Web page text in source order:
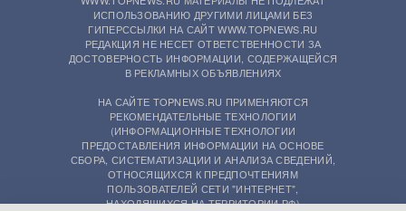
ИСПОЛЬЗОВАНИЮ ДРУГИМИ ЛИЦАМИ БЕЗ
ГИПЕРССЫЛКИ НА САЙТ WWW.TOPNEWS.RU
РЕДАКЦИЯ НЕ НЕСЕТ ОТВЕТСТВЕННОСТИ ЗА
ДОСТОВЕРНОСТЬ ИНФОРМАЦИИ, СОДЕРЖАЩЕЙСЯ
В РЕКЛАМНЫХ ОБЪЯВЛЕНИЯХ
НА САЙТЕ TOPNEWS.RU ПРИМЕНЯЮТСЯ
РЕКОМЕНДАТЕЛЬНЫЕ ТЕХНОЛОГИИ
(ИНФОРМАЦИОННЫЕ ТЕХНОЛОГИИ
ПРЕДОСТАВЛЕНИЯ ИНФОРМАЦИИ НА ОСНОВЕ
СБОРА, СИСТЕМАТИЗАЦИИ И АНАЛИЗА СВЕДЕНИЙ,
ОТНОСЯЩИХСЯ К ПРЕДПОЧТЕНИЯМ
ПОЛЬЗОВАТЕЛЕЙ СЕТИ "ИНТЕРНЕТ",
НАХОДЯЩИХСЯ НА ТЕРРИТОРИИ РФ)